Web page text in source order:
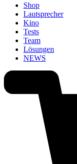
Shop
Lautsprecher
Kino
Tests
Team
Lösungen
NEWS